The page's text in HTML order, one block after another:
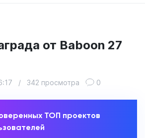
от Baboon 27
/ 342 просмотра 0
ТОП проектов